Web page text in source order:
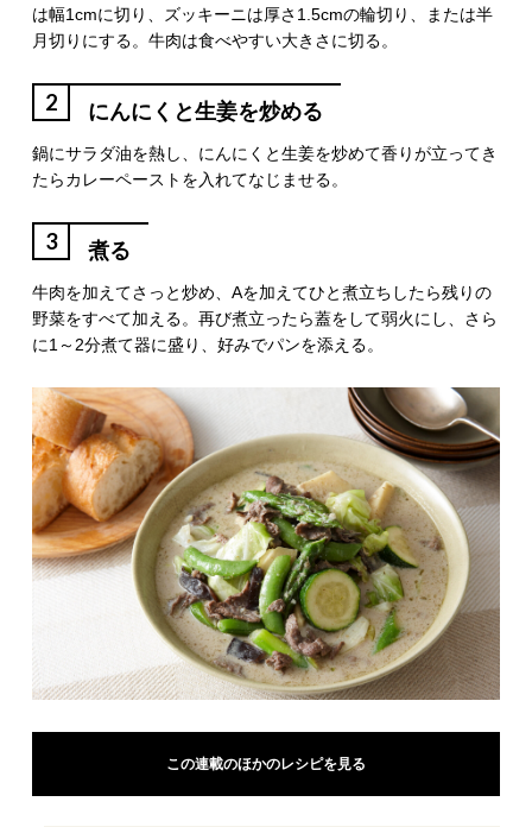
は幅1cmに切り、ズッキーニは厚さ1.5cmの輪切り、または半
月切りにする。牛肉は食べやすい大きさに切る。
2 にんにくと生姜を炒める
鍋にサラダ油を熱し、にんにくと生姜を炒めて香りが立ってき
たらカレーペーストを入れてなじませる。
3 煮る
牛肉を加えてさっと炒め、Aを加えてひと煮立ちしたら残りの
野菜をすべて加える。再び煮立ったら蓋をして弱火にし、さら
に1～2分煮て器に盛り、好みでパンを添える。
この連載のほかのレシピを見る